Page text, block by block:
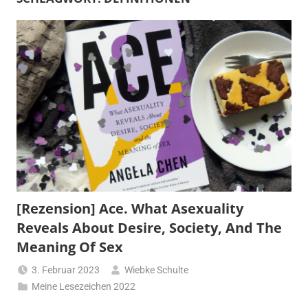
[Rezension] Ace. What Asexuality
Reveals About Desire, Society, And The
Meaning Of Sex
3. Februar 2023
Wiebke Schulte
Meine Lesezeichen 2022